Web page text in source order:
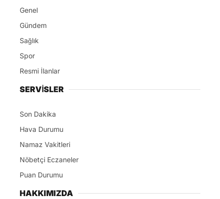
Genel
Gündem
Sağlık
Spor
Resmi İlanlar
SERVİSLER
Son Dakika
Hava Durumu
Namaz Vakitleri
Nöbetçi Eczaneler
Puan Durumu
HAKKIMIZDA